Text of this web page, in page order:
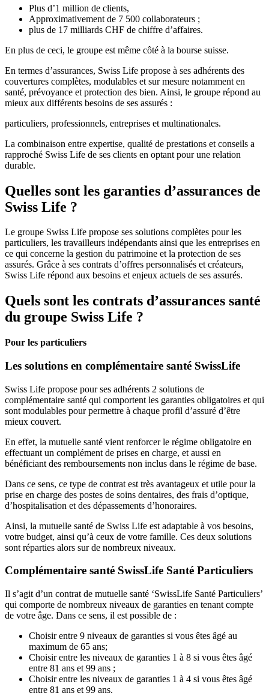
Plus d’1 million de clients,
Approximativement de 7 500 collaborateurs ;
plus de 17 milliards CHF de chiffre d’affaires.
En plus de ceci, le groupe est même côté à la bourse suisse.
En termes d’assurances, Swiss Life propose à ses adhérents des
couvertures complètes, modulables et sur mesure notamment en
santé, prévoyance et protection des bien. Ainsi, le groupe répond au
mieux aux différents besoins de ses assurés :
particuliers, professionnels, entreprises et multinationales.
La combinaison entre expertise, qualité de prestations et conseils a
rapproché Swiss Life de ses clients en optant pour une relation
durable.
Quelles sont les garanties d’assurances de
Swiss Life ?
Le groupe Swiss Life propose ses solutions complètes pour les
particuliers, les travailleurs indépendants ainsi que les entreprises en
ce qui concerne la gestion du patrimoine et la protection de ses
assurés. Grâce à ses contrats d’offres personnalisés et créateurs,
Swiss Life répond aux besoins et enjeux actuels de ses assurés.
Quels sont les contrats d’assurances santé
du groupe Swiss Life ?
Pour les particuliers
Les solutions en complémentaire santé SwissLife
Swiss Life propose pour ses adhérents 2 solutions de
complémentaire santé qui comportent les garanties obligatoires et qui
sont modulables pour permettre à chaque profil d’assuré d’être
mieux couvert.
En effet, la mutuelle santé vient renforcer le régime obligatoire en
effectuant un complément de prises en charge, et aussi en
bénéficiant des remboursements non inclus dans le régime de base.
Dans ce sens, ce type de contrat est très avantageux et utile pour la
prise en charge des postes de soins dentaires, des frais d’optique,
d’hospitalisation et des dépassements d’honoraires.
Ainsi, la mutuelle santé de Swiss Life est adaptable à vos besoins,
votre budget, ainsi qu’à ceux de votre famille. Ces deux solutions
sont réparties alors sur de nombreux niveaux.
Complémentaire santé SwissLife Santé Particuliers
Il s’agit d’un contrat de mutuelle santé ‘SwissLife Santé Particuliers’
qui comporte de nombreux niveaux de garanties en tenant compte
de votre âge. Dans ce sens, il est possible de :
Choisir entre 9 niveaux de garanties si vous êtes âgé au
maximum de 65 ans;
Choisir entre les niveaux de garanties 1 à 8 si vous êtes âgé
entre 81 ans et 99 ans ;
Choisir entre les niveaux de garanties 1 à 4 si vous êtes âgé
entre 81 ans et 99 ans.